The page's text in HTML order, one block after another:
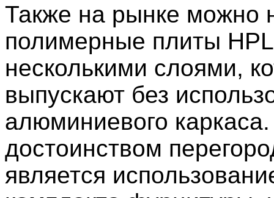
Также на рынке можно
полимерные плиты
несколькими слоями,
выпускают без
алюминиевого
достоинством
является